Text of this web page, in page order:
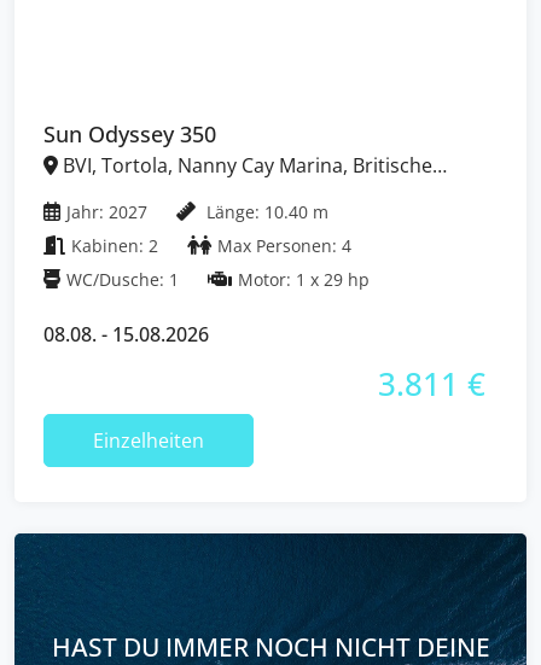
Sun Odyssey 350
Jahr: 2027
Länge: 10.40 m
Kabinen: 2
Max Personen: 4
WC/Dusche: 1
Motor: 1 x 29 hp
08.08. - 15.08.2026
3.811 €
Einzelheiten
HAST DU IMMER NOCH NICHT DEINE